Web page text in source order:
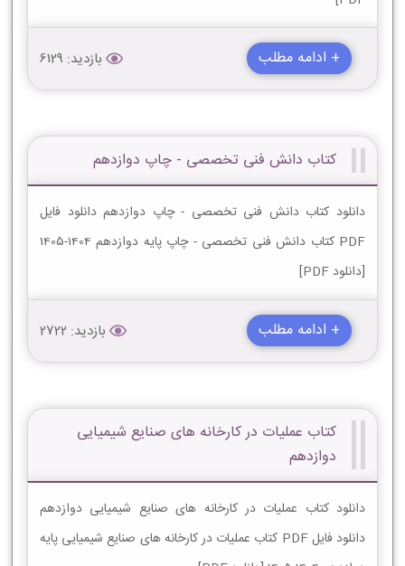
+ ادامه مطلب بازدید: 6129
کتاب دانش فنی تخصصی - چاپ دوازدهم
دانلود کتاب دانش فنی تخصصی - چاپ دوازدهم دانلود فایل
PDF کتاب دانش فنی تخصصی - چاپ پایه دوازدهم 1404-1405
[دانلود PDF]
+ ادامه مطلب بازدید: 2722
کتاب عملیات در کارخانه های صنایع شیمیایی
دوازدهم
دانلود کتاب عملیات در کارخانه های صنایع شیمیایی دوازدهم
دانلود فایل PDF کتاب عملیات در کارخانه های صنایع شیمیایی پایه